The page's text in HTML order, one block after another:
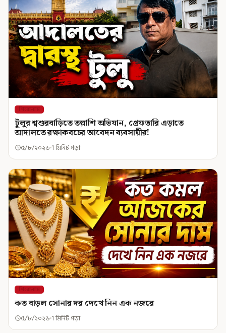
শিরোনাম
টুলুর শ্বশুরবাড়িতে তল্লাশি অভিযান, গ্রেফতারি এড়াতে
আদালতে রক্ষাকবচের আবেদন ব্যবসায়ীর!
৫/৮/২০২৬ 1 মিনিট পড়া
শিরোনাম
কত বাড়ল সোনার দর দেখে নিন এক নজরে
৫/৮/২০২৬ 1 মিনিট পড়া